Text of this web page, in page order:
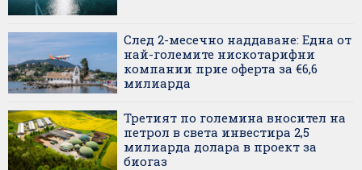
След 2-месечно наддаване: Една от
най-големите нискотарифни
компании прие оферта за €6,6
милиарда
Третият по големина вносител на
петрол в света инвестира 2,5
милиарда долара в проект за
биогаз